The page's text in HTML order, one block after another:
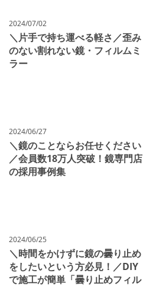
＼片手で持ち運べる軽さ／歪み
のない割れない鏡・フィルムミ
ラー
2024/07/02
＼鏡のことならお任せください
／会員数18万人突破！鏡専門店
の採用事例集
2024/06/27
＼時間をかけずに鏡の曇り止め
をしたいという方必見！／DIY
で施工が簡単「曇り止めフィル
2024/06/25